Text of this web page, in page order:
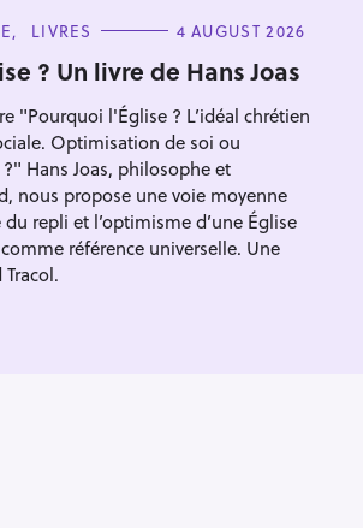
LIVRES 4 AUGUST 2026
? Un livre de Hans Joas
"Pourquoi l'Église ? L’idéal chrétien
Optimisation de soi ou
Hans Joas, philosophe et
nous propose une voie moyenne
repli et l’optimisme d’une Église
référence universelle. Une